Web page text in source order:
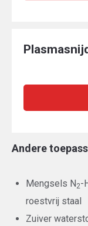
Andere
Mengsels N2-
roestvrij staal
Zuiver